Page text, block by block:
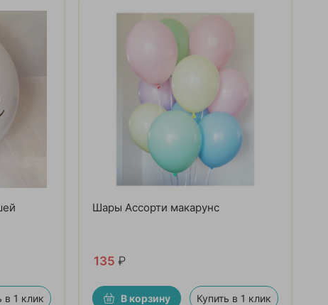
в 1 клик
Шары Ассорти макарунс
135 ₽
В корзину Купить в 1 клик